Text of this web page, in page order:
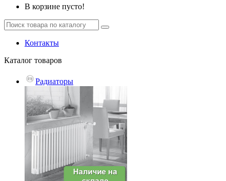
В корзине пусто!
Контакты
Каталог товаров
Радиаторы